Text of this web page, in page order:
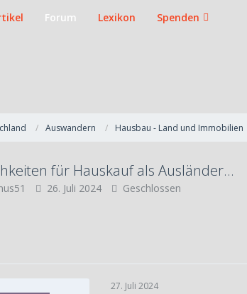
Forum Lexikon Spenden
Auswandern Hausbau - Land und Immobilien
für Hauskauf als Ausländer...
26. Juli 2024 Geschlossen
27. Juli 2024